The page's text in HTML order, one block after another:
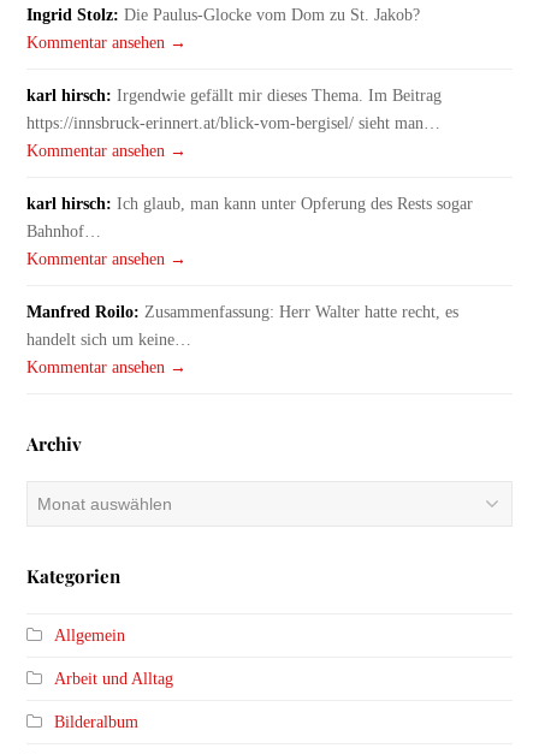
Ingrid Stolz: Die Paulus-Glocke vom Dom zu St. Jakob?
Kommentar ansehen →
karl hirsch: Irgendwie gefällt mir dieses Thema. Im Beitrag
https://innsbruck-erinnert.at/blick-vom-bergisel/ sieht man…
Kommentar ansehen →
karl hirsch: Ich glaub, man kann unter Opferung des Rests sogar
Bahnhof…
Kommentar ansehen →
Manfred Roilo: Zusammenfassung: Herr Walter hatte recht, es
handelt sich um keine…
Kommentar ansehen →
Archiv
Kategorien
Allgemein
Arbeit und Alltag
Bilderalbum